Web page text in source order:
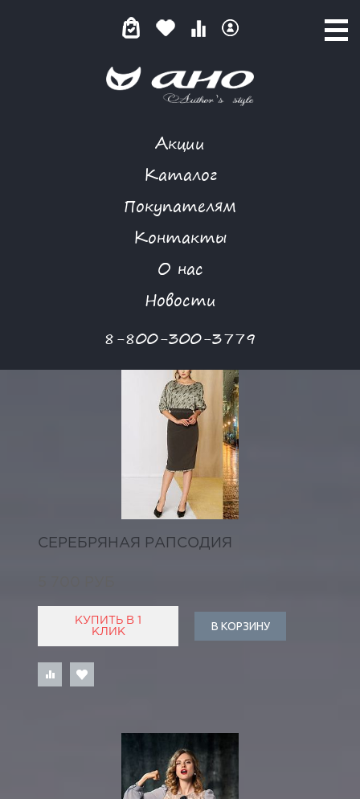
Акции
Каталог
Покупателям
Контакты
О нас
Новости
8-800-300-3779
КАТАЛОГ ТОВАРОВ
СЕРЕБРЯНАЯ РАПСОДИЯ
КУПИТЬ В 1
КЛИК
В КОРЗИНУ